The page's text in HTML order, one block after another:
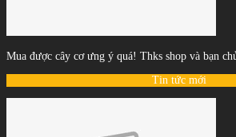
Mua được cây cơ ưng ý quá! Thks shop và bạn
Tin tức mới